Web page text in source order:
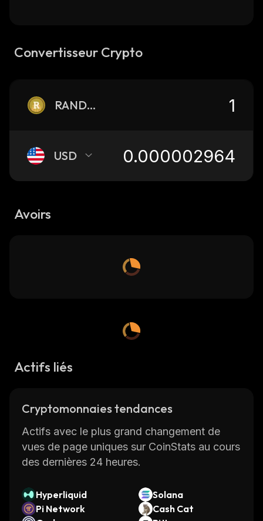
Convertisseur Crypto
RANDOM
USD
Avoirs
Actifs liés
Cryptomonnaies tendances
Actifs avec le plus grand changement de
vues de page uniques sur CoinStats au cours
des dernières 24 heures.
Hyperliquid
Solana
Pi Network
Cash Cat